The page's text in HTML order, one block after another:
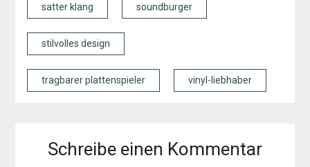
satter klang soundburger
stilvolles design
tragbarer plattenspieler vinyl-liebhaber
Schreibe einen Kommentar